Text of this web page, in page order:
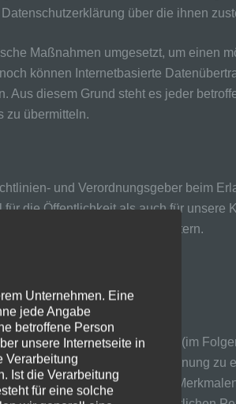
über die ihnen
Maßnahmen umgesetzt, um einen
können Internetbasierte
diesem Grund steht es jeder
zu übermitteln.
und Verordnungsgeber beim
die Öffentlichkeit als auch für unsere
Begrifflichkeiten erläutern.
natürliche Person (im
insbesondere mittels Zuordnung zu
oder mehreren besonderen
Unternehmen. Eine
jede Angabe
betroffene Person
unsere Internetseite in
Verarbeitung
Ist die Verarbeitung
für eine solche